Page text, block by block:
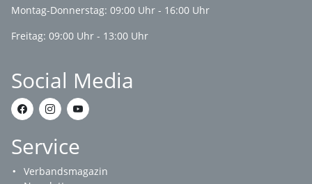
Montag-Donnerstag: 09:00 Uhr - 16:00 Uhr
Freitag: 09:00 Uhr - 13:00 Uhr
Social Media
Service
Verbandsmagazin